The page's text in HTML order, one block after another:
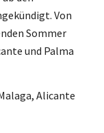
Von
Sommer
und Palma
Alicante